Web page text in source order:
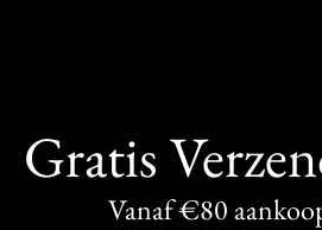
Gratis
Vanaf €80